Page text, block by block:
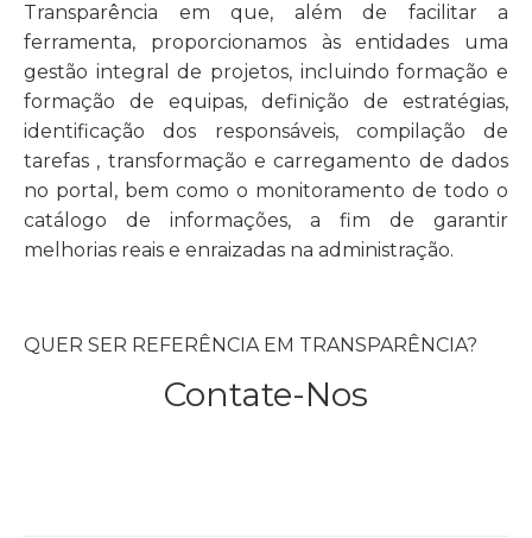
Transparência em que, além de facilitar a
ferramenta, proporcionamos às entidades uma
gestão integral de projetos, incluindo formação e
formação de equipas, definição de estratégias,
identificação dos responsáveis, compilação de
tarefas , transformação e carregamento de dados
no portal, bem como o monitoramento de todo o
catálogo de informações, a fim de garantir
melhorias reais e enraizadas na administração.
QUER SER REFERÊNCIA EM TRANSPARÊNCIA?
Contate-Nos